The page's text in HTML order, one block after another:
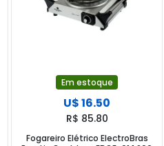
Em estoque
U$ 16.50
R$ 85.80
Fogareiro Elétrico ElectroBras